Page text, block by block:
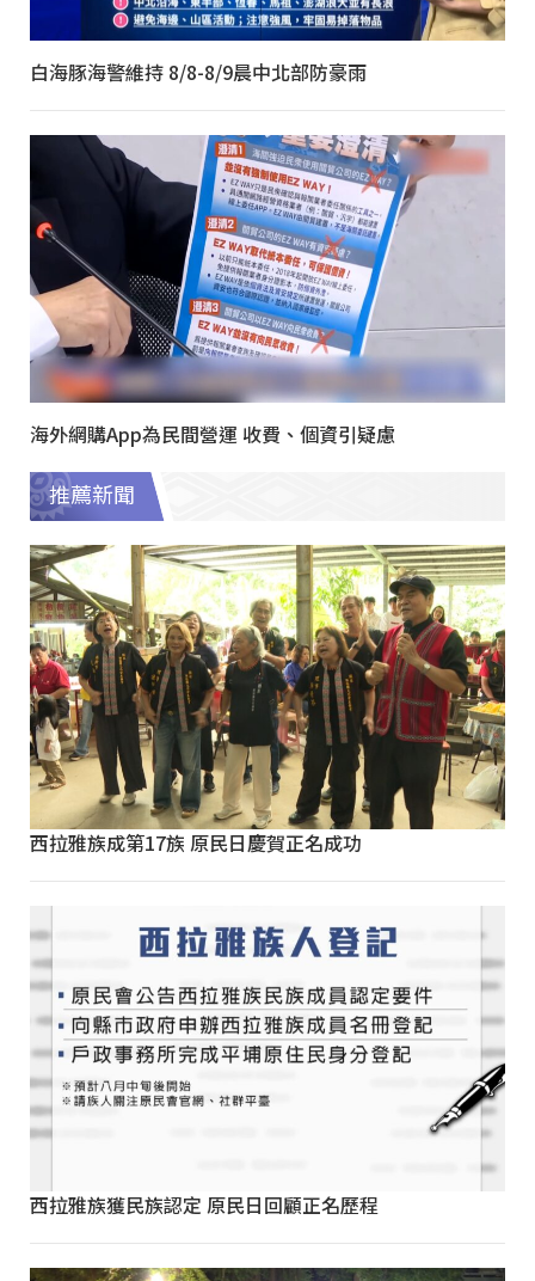
白海豚海警維持 8/8-8/9晨中北部防豪雨
海外網購App為民間營運 收費、個資引疑慮
推薦新聞
西拉雅族成第17族 原民日慶賀正名成功
西拉雅族獲民族認定 原民日回顧正名歷程